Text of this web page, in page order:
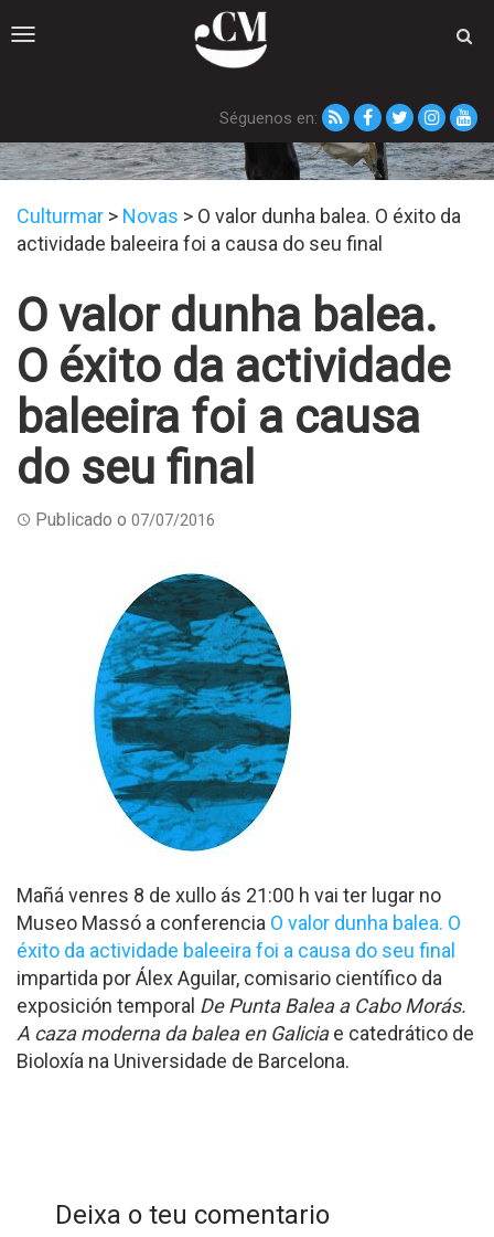
Toggle
Séguenos en:
Novas
Culturmar > Novas > O valor dunha balea. O éxito da
actividade baleeira foi a causa do seu final
O valor dunha balea.
O éxito da actividade
baleeira foi a causa
do seu final
Publicado o 07/07/2016
Mañá venres 8 de xullo ás 21:00 h vai ter lugar no
Museo Massó a conferencia O valor dunha balea. O
éxito da actividade baleeira foi a causa do seu final
impartida por Álex Aguilar, comisario científico da
exposición temporal De Punta Balea a Cabo Morás.
A caza moderna da balea en Galiciae catedrático de
Bioloxía na Universidade de Barcelona.
Deixa o teu comentario